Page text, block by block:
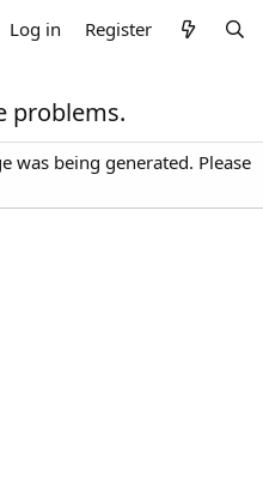
Log in Register
problems.
was being generated. Please